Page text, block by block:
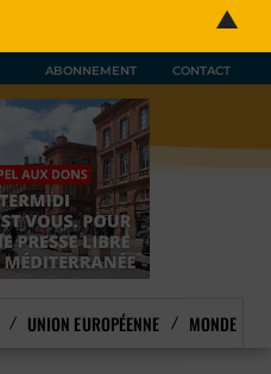
ABONNEMENT CONTACT
UNION EUROPÉENNE MONDE
▲